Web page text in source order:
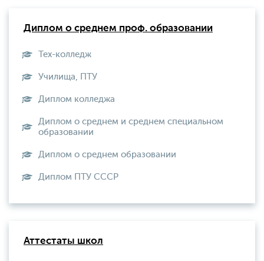
Диплом о среднем проф. образовании
Тех-колледж
Училища, ПТУ
Диплом колледжа
Диплом о среднем и среднем специальном
образовании
Диплом о среднем образовании
Диплом ПТУ СССР
Аттестаты школ